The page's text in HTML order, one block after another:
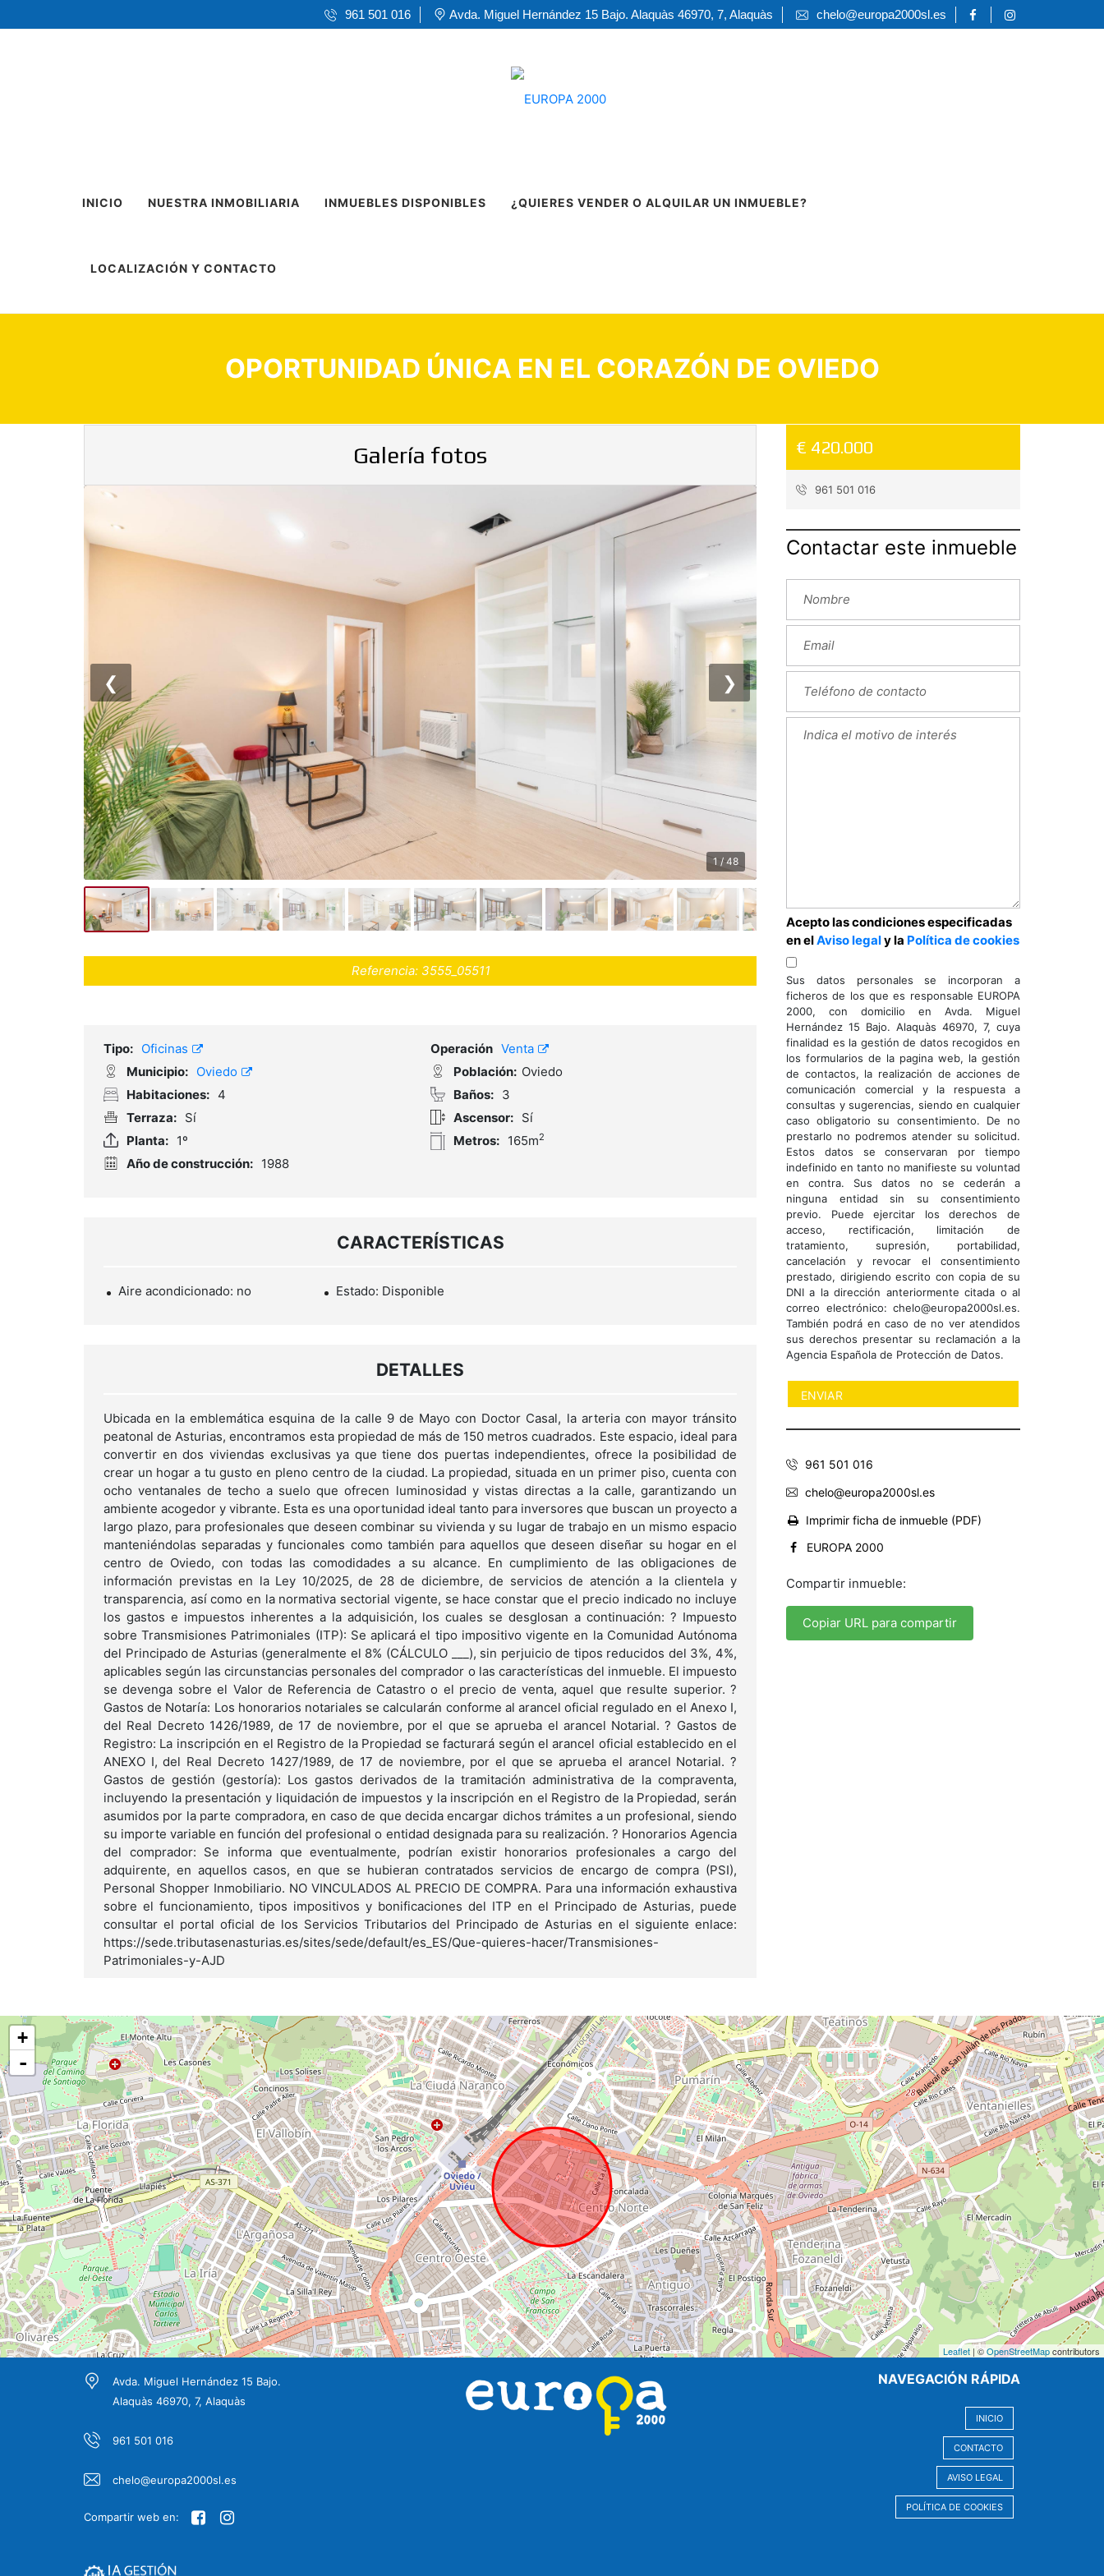
961 501 016 Avda. Miguel Hernández 15 Bajo. Alaquàs 46970, 7, Alaquàs chelo@europa2000sl.es
INICIO NUESTRA INMOBILIARIA INMUEBLES DISPONIBLES ¿QUIERES VENDER O ALQUILAR UN INMUEBLE?
LOCALIZACIÓN Y CONTACTO
OPORTUNIDAD ÚNICA EN EL CORAZÓN DE OVIEDO
Galería fotos
❮ ❯
1 / 48
Referencia: 3555_05511
Tipo: Oficinas Operación Venta
Municipio: Oviedo Población: Oviedo
Habitaciones: 4 Baños:
3
Terraza: Sí Ascensor:
Sí
Planta: 1º Metros: 165m2
Año de construcción: 1988
CARACTERÍSTICAS
Aire acondicionado: no Estado: Disponible
DETALLES
Ubicada en la emblemática esquina de la calle 9 de Mayo con Doctor Casal, la arteria con mayor tránsito
peatonal de Asturias, encontramos esta propiedad de más de 150 metros cuadrados. Este espacio, ideal para
convertir en dos viviendas exclusivas ya que tiene dos puertas independientes, ofrece la posibilidad de
crear un hogar a tu gusto en pleno centro de la ciudad. La propiedad, situada en un primer piso, cuenta con
ocho ventanales de techo a suelo que ofrecen luminosidad y vistas directas a la calle, garantizando un
ambiente acogedor y vibrante. Esta es una oportunidad ideal tanto para inversores que buscan un proyecto a
largo plazo, para profesionales que deseen combinar su vivienda y su lugar de trabajo en un mismo espacio
manteniéndolas separadas y funcionales como también para aquellos que deseen diseñar su hogar en el
centro de Oviedo, con todas las comodidades a su alcance. En cumplimiento de las obligaciones de
información previstas en la Ley 10/2025, de 28 de diciembre, de servicios de atención a la clientela y
transparencia, así como en la normativa sectorial vigente, se hace constar que el precio indicado no incluye
los gastos e impuestos inherentes a la adquisición, los cuales se desglosan a continuación: ? Impuesto
sobre Transmisiones Patrimoniales (ITP): Se aplicará el tipo impositivo vigente en la Comunidad Autónoma
del Principado de Asturias (generalmente el 8% (CÁLCULO ___), sin perjuicio de tipos reducidos del 3%, 4%,
aplicables según las circunstancias personales del comprador o las características del inmueble. El impuesto
se devenga sobre el Valor de Referencia de Catastro o el precio de venta, aquel que resulte superior. ?
Gastos de Notaría: Los honorarios notariales se calcularán conforme al arancel oficial regulado en el Anexo I,
del Real Decreto 1426/1989, de 17 de noviembre, por el que se aprueba el arancel Notarial. ? Gastos de
Registro: La inscripción en el Registro de la Propiedad se facturará según el arancel oficial establecido en el
ANEXO I, del Real Decreto 1427/1989, de 17 de noviembre, por el que se aprueba el arancel Notarial. ?
Gastos de gestión (gestoría): Los gastos derivados de la tramitación administrativa de la compraventa,
incluyendo la presentación y liquidación de impuestos y la inscripción en el Registro de la Propiedad, serán
asumidos por la parte compradora, en caso de que decida encargar dichos trámites a un profesional, siendo
su importe variable en función del profesional o entidad designada para su realización. ? Honorarios Agencia
del comprador: Se informa que eventualmente, podrían existir honorarios profesionales a cargo del
adquirente, en aquellos casos, en que se hubieran contratados servicios de encargo de compra (PSI),
Personal Shopper Inmobiliario. NO VINCULADOS AL PRECIO DE COMPRA. Para una información exhaustiva
sobre el funcionamiento, tipos impositivos y bonificaciones del ITP en el Principado de Asturias, puede
consultar el portal oficial de los Servicios Tributarios del Principado de Asturias en el siguiente enlace:
https://sede.tributasenasturias.es/sites/sede/default/es_ES/Que-quieres-hacer/Transmisiones-
Patrimoniales-y-AJD
€ 420.000
961 501 016
Contactar este inmueble
Acepto las condiciones especificadas
en elAviso legaly la Política de cookies
Sus datos personales se incorporan a
ficheros de los que es responsable EUROPA
2000, con domicilio en Avda. Miguel
Hernández 15 Bajo. Alaquàs 46970, 7, cuya
finalidad es la gestión de datos recogidos en
los formularios de la pagina web, la gestión
de contactos, la realización de acciones de
comunicación comercial y la respuesta a
consultas y sugerencias, siendo en cualquier
caso obligatorio su consentimiento. De no
prestarlo no podremos atender su solicitud.
Estos datos se conservaran por tiempo
indefinido en tanto no manifieste su voluntad
en contra. Sus datos no se cederán a
ninguna entidad sin su consentimiento
previo. Puede ejercitar los derechos de
acceso, rectificación, limitación de
tratamiento, supresión, portabilidad,
cancelación y revocar el consentimiento
prestado, dirigiendo escrito con copia de su
DNI a la dirección anteriormente citada o al
correo electrónico: chelo@europa2000sl.es.
También podrá en caso de no ver atendidos
sus derechos presentar su reclamación a la
Agencia Española de Protección de Datos.
961 501 016
chelo@europa2000sl.es
Imprimir ficha de inmueble (PDF)
EUROPA 2000
Compartir inmueble:
Copiar URL para compartir
+
-
Leaflet | ©OpenStreetMapcontributors
Avda. Miguel Hernández 15 Bajo.
Alaquàs 46970, 7, Alaquàs
961 501 016
chelo@europa2000sl.es
Compartir web en:
NAVEGACIÓN RÁPIDA
INICIO
CONTACTO
AVISO LEGAL
POLÍTICA DE COOKIES